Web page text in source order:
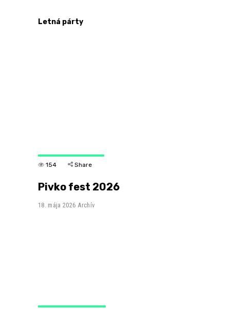
Letná párty
154 Share
Pivko fest 2026
18. mája 2026 Archív